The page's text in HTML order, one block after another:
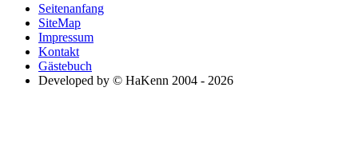
Seitenanfang
SiteMap
Impressum
Kontakt
Gästebuch
Developed by © HaKenn 2004 - 2026